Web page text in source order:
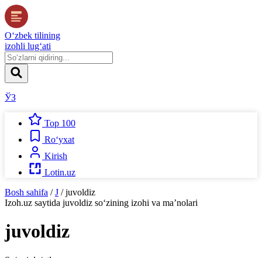
O‘zbek tilining
izohli lug‘ati
ЎЗ
Top 100
Ro‘yxat
Kirish
Lotin.uz
Bosh sahifa / J / juvoldiz
Izoh.uz saytida juvoldiz so‘zining izohi va ma’nolari
juvoldiz